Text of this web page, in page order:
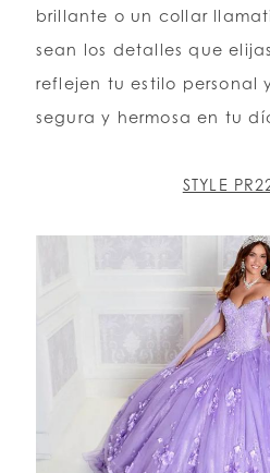
brillante o un collar
sean los detalles que
reflejen tu estilo personal
segura y hermosa en tu
STYLE